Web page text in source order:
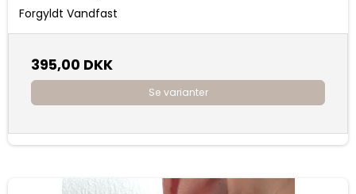
Forgyldt Vandfast
395,00 DKK
Se varianter